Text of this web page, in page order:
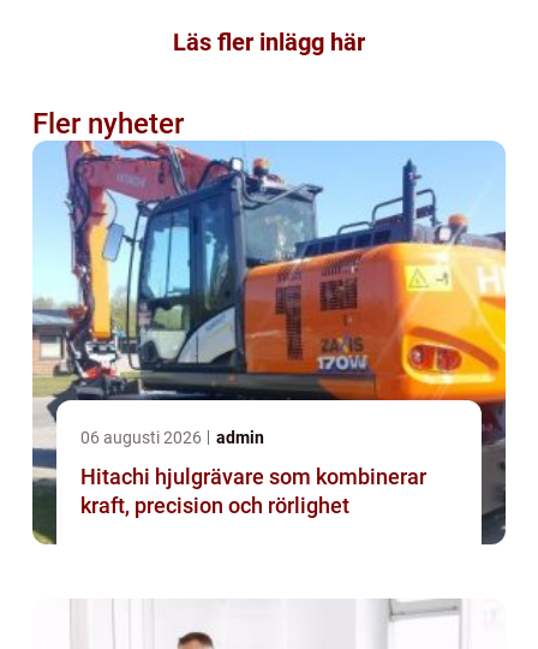
Läs fler inlägg här
Fler nyheter
06 augusti 2026 admin
Hitachi hjulgrävare som kombinerar
kraft, precision och rörlighet